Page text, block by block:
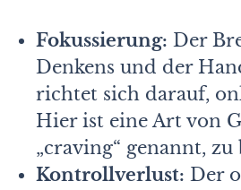
Fokussierung: Der
Denkens und der
richtet sich darauf,
Hier ist eine Art von
„craving“ genannt, zu
Kontrollverlust: Der